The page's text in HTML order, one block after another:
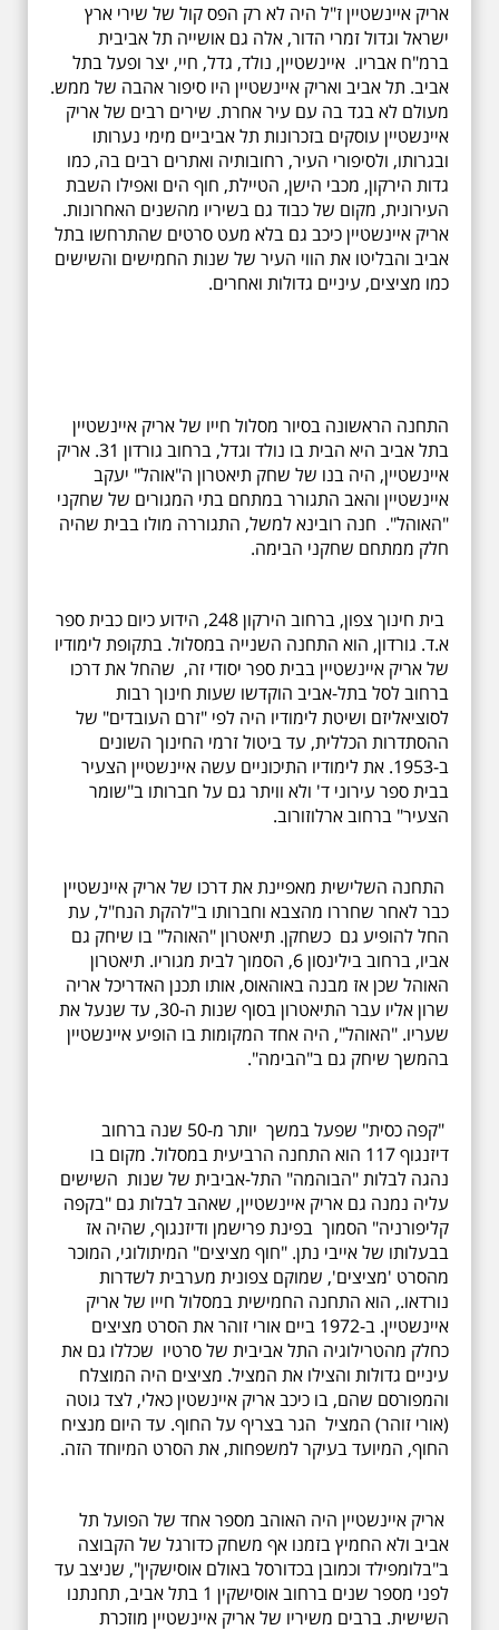
אריק איינשטיין ז"ל היה לא רק הפס קול של שירי ארץ
ישראל וגדול זמרי הדור, אלה גם אושייה תל אביבית
ברמ"ח אבריו. איינשטיין, נולד, גדל, חיי, יצר ופעל בתל
אביב. תל אביב ואריק איינשטיין היו סיפור אהבה של ממש.
מעולם לא בגד בה עם עיר אחרת. שירים רבים של אריק
איינשטיין עוסקים בזכרונות תל אביביים מימי נערותו
ובגרותו, ולסיפורי העיר, רחובותיה ואתרים רבים בה, כמו
גדות הירקון, מכבי הישן, הטיילת, חוף הים ואפילו השבת
העירונית, מקום של כבוד גם בשיריו מהשנים האחרונות.
אריק איינשטיין כיכב גם בלא מעט סרטים שהתרחשו בתל
אביב והבליטו את הווי העיר של שנות החמישים והשישים
כמו מציצים, עיניים גדולות ואחרים.
התחנה הראשונה בסיור מסלול חייו של אריק איינשטיין
בתל אביב היא הבית בו נולד וגדל, ברחוב גורדון 31. אריק
איינשטיין, היה בנו של שחק תיאטרון ה"אוהל" יעקב
איינשטיין והאב התגורר במתחם בתי המגורים של שחקני
"האוהל". חנה רובינא למשל, התגוררה מולו בבית שהיה
חלק ממתחם שחקני הבימה.
בית חינוך צפון, ברחוב הירקון 248, הידוע כיום כבית ספר
א.ד. גורדון, הוא התחנה השנייה במסלול. בתקופת לימודיו
של אריק איינשטיין בבית ספר יסודי זה, שהחל את דרכו
ברחוב לסל בתל-אביב הוקדשו שעות חינוך רבות
לסוציאליזם ושיטת לימודיו היה לפי "זרם העובדים" של
ההסתדרות הכללית, עד ביטול זרמי החינוך השונים
ב-1953. את לימודיו התיכוניים עשה איינשטיין הצעיר
בבית ספר עירוני ד' ולא וויתר גם על חברותו ב"שומר
הצעיר" ברחוב ארלוזורוב.
התחנה השלישית מאפיינת את דרכו של אריק איינשטיין
כבר לאחר שחררו מהצבא וחברותו ב"להקת הנח"ל, עת
החל להופיע גם כשחקן. תיאטרון "האוהל" בו שיחק גם
אביו, ברחוב בילינסון 6, הסמוך לבית מגוריו. תיאטרון
האוהל שכן אז מבנה באוהאוס, אותו תכנן האדריכל אריה
שרון אליו עבר התיאטרון בסוף שנות ה-30, עד שנעל את
שעריו. "האוהל", היה אחד המקומות בו הופיע איינשטיין
בהמשך שיחק גם ב"הבימה".
"קפה כסית" שפעל במשך יותר מ-50 שנה ברחוב
דיזנגוף 117 הוא התחנה הרביעית במסלול. מקום בו
נהגה לבלות "הבוהמה" התל-אביבית של שנות השישים
עליה נמנה גם אריק איינשטיין, שאהב לבלות גם "בקפה
קליפורניה" הסמוך בפינת פרישמן ודיזנגוף, שהיה אז
בבעלותו של אייבי נתן. "חוף מציצים" המיתולוגי, המוכר
מהסרט 'מציצים', שמוקם צפונית מערבית לשדרות
נורדאו., הוא התחנה החמישית במסלול חייו של אריק
איינשטיין. ב-1972 ביים אורי זוהר את הסרט מציצים
כחלק מהטרילוגיה התל אביבית של סרטיו שכללו גם את
עיניים גדולות והצילו את המציל. מציצים היה המוצלח
והמפורסם שהם, בו כיכב אריק איינשטין כאלי, לצד גוטה
(אורי זוהר) המציל הגר בצריף על החוף. עד היום מנציח
החוף, המיועד בעיקר למשפחות, את הסרט המיוחד הזה.
אריק איינשטיין היה האוהב מספר אחד של הפועל תל
אביב ולא החמיץ בזמנו אף משחק כדורגל של הקבוצה
ב"בלומפילד וכמובן בכדורסל באולם אוסישקין", שניצב עד
לפני מספר שנים ברחוב אוסישקין 1 בתל אביב, תחנתנו
השישית. ברבים משיריו של אריק איינשטיין מוזכרת